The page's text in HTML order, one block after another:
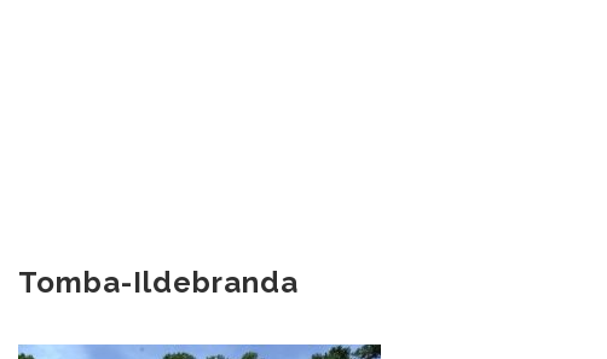
Tomba-Ildebranda